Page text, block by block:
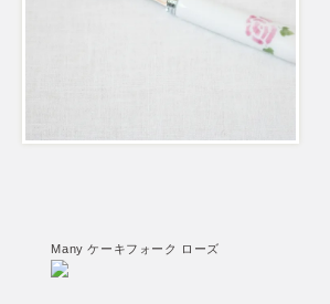
Many ケーキフォーク ローズ